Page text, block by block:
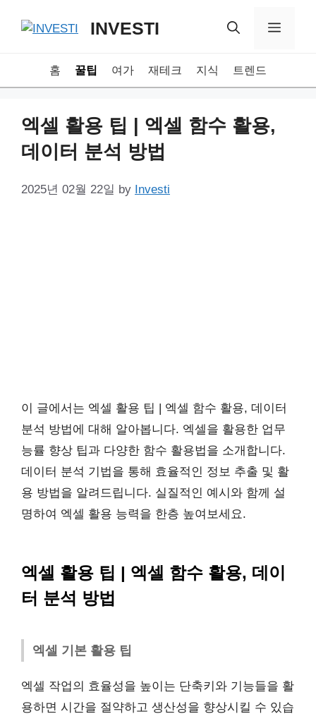
INVESTI Menu
홈 꿀팁 여가 재테크 지식 트렌드
엑셀 활용 팁 | 엑셀 함수 활용,
데이터 분석 방법
2025년 02월 22일 by Investi
이 글에서는 엑셀 활용 팁 | 엑셀 함수 활용, 데이터
분석 방법에 대해 알아봅니다. 엑셀을 활용한 업무
능률 향상 팁과 다양한 함수 활용법을 소개합니다.
데이터 분석 기법을 통해 효율적인 정보 추출 및 활
용 방법을 알려드립니다. 실질적인 예시와 함께 설
명하여 엑셀 활용 능력을 한층 높여보세요.
엑셀 활용 팁 | 엑셀 함수 활용, 데이
터 분석 방법
엑셀 기본 활용 팁
엑셀 작업의 효율성을 높이는 단축키와 기능들을 활
용하면 시간을 절약하고 생산성을 향상시킬 수 있습